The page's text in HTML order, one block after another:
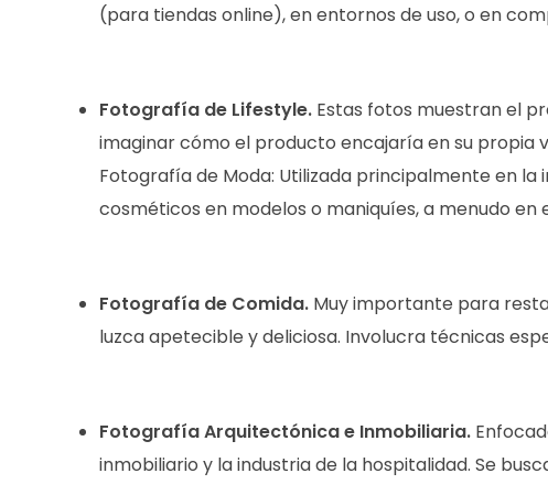
(para tiendas online), en entornos de uso, o en
Fotografía de Lifestyle.Estas fotos muestran el
imaginar cómo el producto encajaría en su propia
Fotografía de Moda: Utilizada principalmente en
cosméticos en modelos o maniquíes, a menudo
Fotografía de Comida.Muy importante para
luzca apetecible y deliciosa. Involucra técnicas
Fotografía Arquitectónica e Inmobiliaria.
inmobiliario y la industria de la hospitalidad. Se